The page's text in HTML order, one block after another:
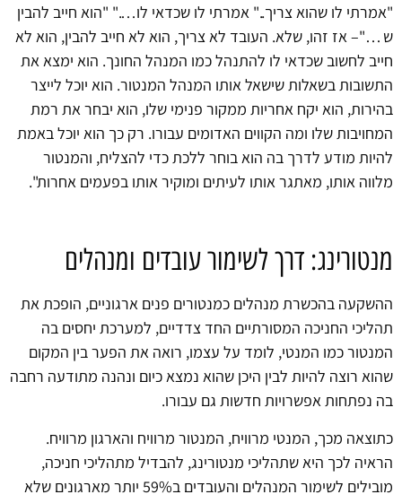
"אמרתי לו שהוא צריך.." אמרתי לו שכדאי לו…." "הוא חייב להבין
ש …"– אז זהו, שלא. העובד לא צריך, הוא לא חייב להבין, הוא לא
חייב לחשוב שכדאי לו להתנהל כמו המנהל החונך. הוא ימצא את
התשובות בשאלות שישאל אותו המנהל המנטור. הוא יוכל לייצר
בהירות, הוא יקח אחריות ממקור פנימי שלו, הוא יבחר את רמת
המחויבות שלו ומה הקווים האדומים עבורו. רק כך הוא יוכל באמת
להיות מודע לדרך בה הוא בוחר ללכת כדי להצליח, והמנטור
מלווה אותו, מאתגר אותו לעיתים ומוקיר אותו בפעמים אחרות".
מנטורינג: דרך לשימור עובדים ומנהלים
ההשקעה בהכשרת מנהלים כמנטורים פנים ארגוניים, הופכת את
תהליכי החניכה המסורתיים החד צדדיים, למערכת יחסים בה
המנטור כמו המנטי, לומד על עצמו, רואה את הפער בין המקום
שהוא רוצה להיות לבין היכן שהוא נמצא כיום ונהנה מתודעה רחבה
בה נפתחות אפשרויות חדשות גם עבורו.
כתוצאה מכך, המנטי מרוויח, המנטור מרוויח והארגון מרוויח.
הראיה לכך היא שתהליכי מנטורינג, להבדיל מתהליכי חניכה,
מובילים לשימור המנהלים והעובדים ב59% יותר מארגונים שלא